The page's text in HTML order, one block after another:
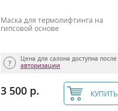
Маска для термолифтинга на
гипсовой основе
Цена для салона доступна после
авторизации
3 500 р. КУПИТЬ